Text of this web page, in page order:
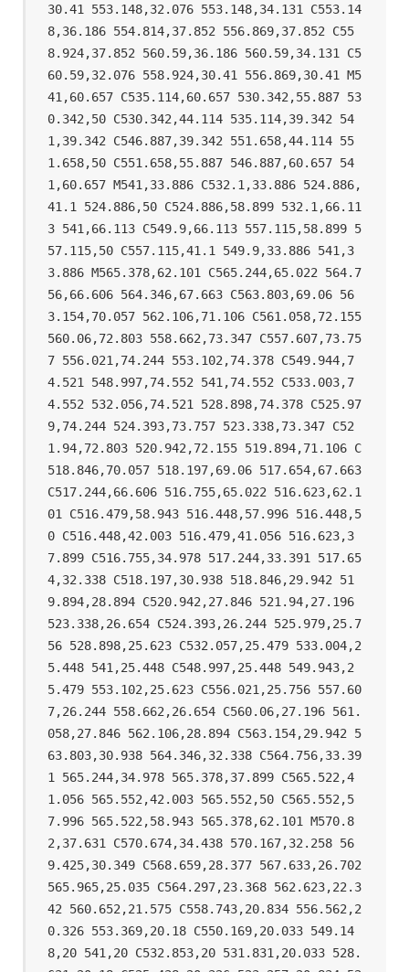
30.41 553.148,32.076 553.148,34.131 C553.14
8,36.186 554.814,37.852 556.869,37.852 C55
8.924,37.852 560.59,36.186 560.59,34.131 C5
60.59,32.076 558.924,30.41 556.869,30.41 M5
41,60.657 C535.114,60.657 530.342,55.887 53
0.342,50 C530.342,44.114 535.114,39.342 54
1,39.342 C546.887,39.342 551.658,44.114 55
1.658,50 C551.658,55.887 546.887,60.657 54
1,60.657 M541,33.886 C532.1,33.886 524.886,
41.1 524.886,50 C524.886,58.899 532.1,66.11
3 541,66.113 C549.9,66.113 557.115,58.899 5
57.115,50 C557.115,41.1 549.9,33.886 541,3
3.886 M565.378,62.101 C565.244,65.022 564.7
56,66.606 564.346,67.663 C563.803,69.06 56
3.154,70.057 562.106,71.106 C561.058,72.155
560.06,72.803 558.662,73.347 C557.607,73.75
7 556.021,74.244 553.102,74.378 C549.944,7
4.521 548.997,74.552 541,74.552 C533.003,7
4.552 532.056,74.521 528.898,74.378 C525.97
9,74.244 524.393,73.757 523.338,73.347 C52
1.94,72.803 520.942,72.155 519.894,71.106 C
518.846,70.057 518.197,69.06 517.654,67.663
C517.244,66.606 516.755,65.022 516.623,62.1
01 C516.479,58.943 516.448,57.996 516.448,5
0 C516.448,42.003 516.479,41.056 516.623,3
7.899 C516.755,34.978 517.244,33.391 517.65
4,32.338 C518.197,30.938 518.846,29.942 51
9.894,28.894 C520.942,27.846 521.94,27.196
523.338,26.654 C524.393,26.244 525.979,25.7
56 528.898,25.623 C532.057,25.479 533.004,2
5.448 541,25.448 C548.997,25.448 549.943,2
5.479 553.102,25.623 C556.021,25.756 557.60
7,26.244 558.662,26.654 C560.06,27.196 561.
058,27.846 562.106,28.894 C563.154,29.942 5
63.803,30.938 564.346,32.338 C564.756,33.39
1 565.244,34.978 565.378,37.899 C565.522,4
1.056 565.552,42.003 565.552,50 C565.552,5
7.996 565.522,58.943 565.378,62.101 M570.8
2,37.631 C570.674,34.438 570.167,32.258 56
9.425,30.349 C568.659,28.377 567.633,26.702
565.965,25.035 C564.297,23.368 562.623,22.3
42 560.652,21.575 C558.743,20.834 556.562,2
0.326 553.369,20.18 C550.169,20.033 549.14
8,20 541,20 C532.853,20 531.831,20.033 528.